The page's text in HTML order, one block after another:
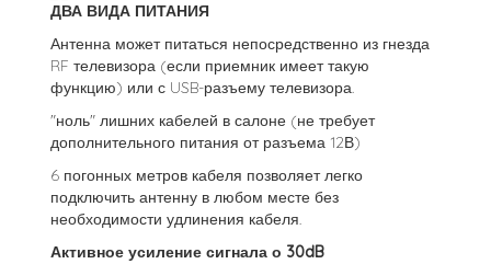
ДВА ВИДА ПИТАНИЯ
Антенна может питаться непосредственно из гнезда
RF телевизора (если приемник имеет такую
функцию) или с USB-разъему телевизора.
"ноль" лишних кабелей в салоне (не требует
дополнительного питания от разъема 12В)
6 погонных метров кабеля позволяет легко
подключить антенну в любом месте без
необходимости удлинения кабеля.
Активное усиление сигнала о 30dB